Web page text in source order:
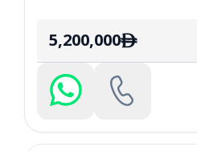
ê
5,200,000